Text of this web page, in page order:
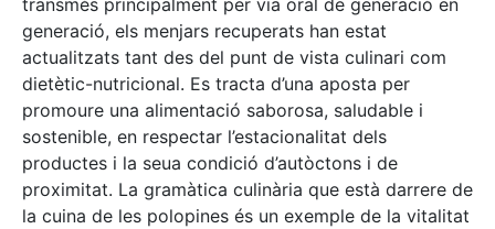
generació, els menjars recuperats han estat
actualitzats tant des del punt de vista culinari com
dietètic-nutricional. Es tracta d’una aposta per
promoure una alimentació saborosa, saludable i
sostenible, en respectar l’estacionalitat dels
productes i la seua condició d’autòctons i de
proximitat. La gramàtica culinària que està darrere de
la cuina de les polopines és un exemple de la vitalitat